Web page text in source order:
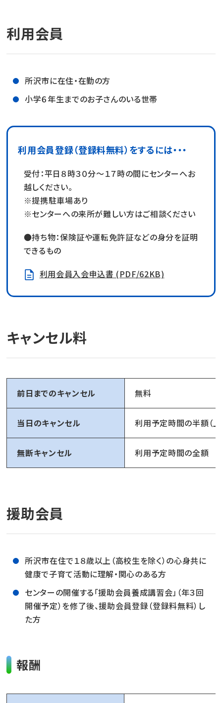
利用会員
所沢市に在住・在勤の方
小学６年生までのお子さんのいる世帯
利用会員登録（登録料無料）をするには・・・
受付：平日８時３０分～１７時の間にセンターへお
越しください。
※提携駐車場あり
※センターへの来所が難しい方はご相談ください
●持ち物：保険証や運転免許証などの身分を証明
できるもの
利用会員入会申込書 (PDF/62KB)
キャンセル料
前日までのキャンセル 無料
当日のキャンセル 利用予定時間の半額（
無断キャンセル 利用予定時間の全額
援助会員
所沢市在住で１８歳以上（高校生を除く）の心身共に
健康で子育て活動に理解・関心のある方
センターの開催する「援助会員養成講習会」（年３回
開催予定）を修了後、援助会員登録（登録料無料）し
た方
報酬